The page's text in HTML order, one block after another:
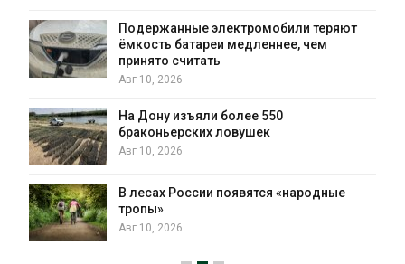
Подержанные электромобили теряют
ёмкость батареи медленнее, чем
принято считать
Авг 10, 2026
На Дону изъяли более 550
браконьерских ловушек
Авг 10, 2026
В лесах России появятся «народные
тропы»
Авг 10, 2026